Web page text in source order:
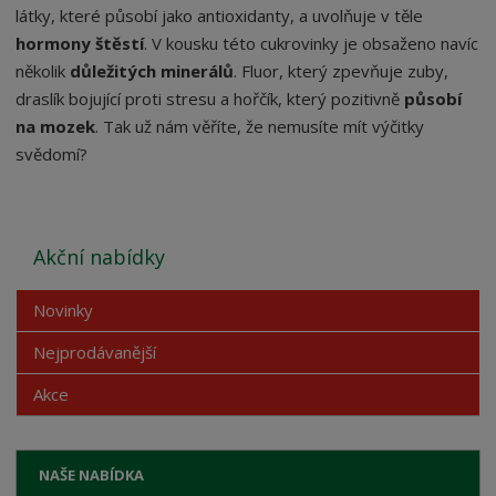
látky, které působí jako antioxidanty, a uvolňuje v těle
hormony štěstí. V kousku této cukrovinky je obsaženo navíc
několik důležitých minerálů. Fluor, který zpevňuje zuby,
draslík bojující proti stresu a hořčík, který pozitivně působí
na mozek. Tak už nám věříte, že nemusíte mít výčitky
svědomí?
NAŠE NABÍDKA
Akční nabídky
Novinky
Nejprodávanější
Akce